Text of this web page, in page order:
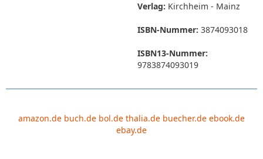
Verlag: Kirchheim - Mainz
ISBN-Nummer: 3874093018
ISBN13-Nummer:
9783874093019
amazon.de buch.de bol.de thalia.de buecher.de ebook.de
ebay.de